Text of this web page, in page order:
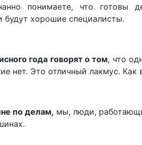
понимаете, что готовы
будут хорошие специалисты.
года говорят о том, что
нет. Это отличный лакмус. Как
по делам, мы, люди,